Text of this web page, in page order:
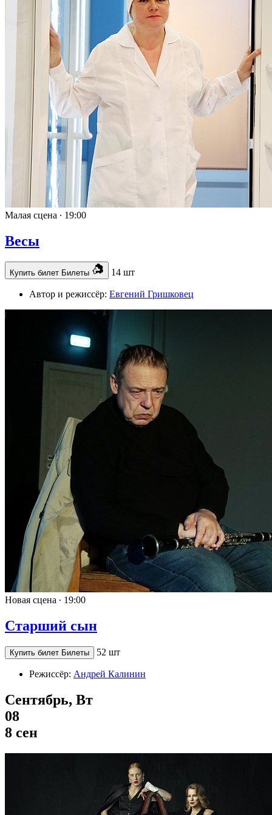
Малая сцена ∙ 19:00
Весы
Купить билет Билеты 14 шт
Автор и режиссёр: Евгений Гришковец
Новая сцена ∙ 19:00
Старший сын
Купить билет Билеты 52 шт
Режиссёр: Андрей Калинин
Сентябрь, Вт
08
8 сен